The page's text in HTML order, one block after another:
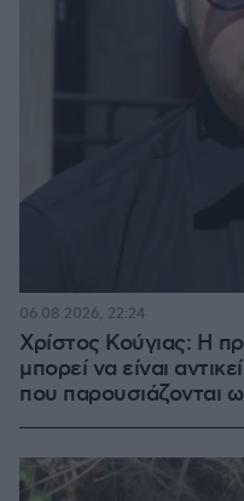
Χρίστος Κούγιας: Η
μπορεί να είναι
που παρουσιάζονται
06.08.2026, 22:24